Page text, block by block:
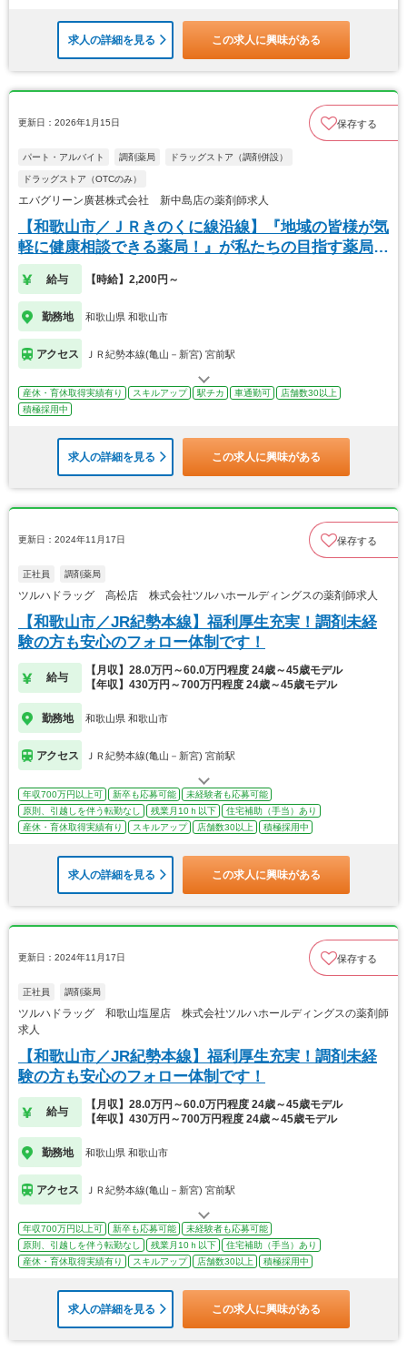
求人の詳細を見る この求人に興味がある
更新日：2026年1月15日 保存する
パート・アルバイト 調剤薬局 ドラッグストア（調剤併設）
ドラッグストア（OTCのみ）
エバグリーン廣甚株式会社 新中島店の薬剤師求人
【和歌山市／ＪＲきのくに線沿線】『地域の皆様が気
軽に健康相談できる薬局！』が私たちの目指す薬局で
す。
給与 【時給】2,200円～
勤務地 和歌山県 和歌山市
アクセス ＪＲ紀勢本線(亀山－新宮) 宮前駅
産休・育休取得実績有り スキルアップ 駅チカ 車通勤可
店舗数30以上
積極採用中
求人の詳細を見る この求人に興味がある
更新日：2024年11月17日 保存する
正社員 調剤薬局
ツルハドラッグ 高松店 株式会社ツルハホールディングスの薬剤師求人
【和歌山市／JR紀勢本線】福利厚生充実！調剤未経
験の方も安心のフォロー体制です！
給与
【月収】28.0万円～60.0万円程度 24歳～45歳モデル
【年収】430万円～700万円程度 24歳～45歳モデル
勤務地 和歌山県 和歌山市
アクセス ＪＲ紀勢本線(亀山－新宮) 宮前駅
年収700万円以上可 新卒も応募可能
未経験者も応募可能
原則、引越しを伴う転勤なし
残業月10ｈ以下
住宅補助（手当）あり
産休・育休取得実績有り
スキルアップ 店舗数30以上 積極採用中
求人の詳細を見る この求人に興味がある
更新日：2024年11月17日 保存する
正社員 調剤薬局
ツルハドラッグ 和歌山塩屋店 株式会社ツルハホールディングスの薬剤師
求人
【和歌山市／JR紀勢本線】福利厚生充実！調剤未経
験の方も安心のフォロー体制です！
給与
【月収】28.0万円～60.0万円程度 24歳～45歳モデル
【年収】430万円～700万円程度 24歳～45歳モデル
勤務地 和歌山県 和歌山市
アクセス ＪＲ紀勢本線(亀山－新宮) 宮前駅
年収700万円以上可 新卒も応募可能
未経験者も応募可能
原則、引越しを伴う転勤なし
残業月10ｈ以下
住宅補助（手当）あり
産休・育休取得実績有り
スキルアップ 店舗数30以上 積極採用中
求人の詳細を見る この求人に興味がある